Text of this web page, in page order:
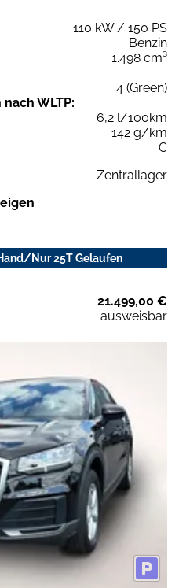
110 kW / 150 PS
Benzin
1.498 cm³
4 (Green)
WLTP:
6,2 l/100km
142 g/km
C
Zentrallager
Nur 25T Gelaufen
21.499,00 €
ausweisbar